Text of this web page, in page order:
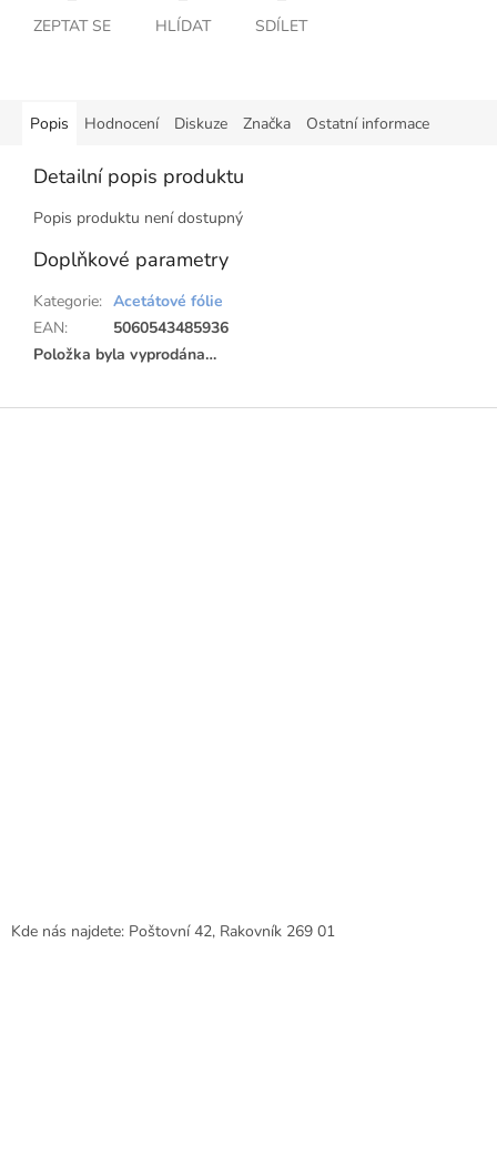
ZEPTAT SE HLÍDAT SDÍLET
Popis Hodnocení Diskuze Značka Ostatní informace
Detailní popis produktu
Popis produktu není dostupný
Doplňkové parametry
Kategorie: Acetátové fólie
EAN:
5060543485936
Položka byla vyprodána…
Z
Kde nás najdete: Poštovní 42, Rakovník 269 01